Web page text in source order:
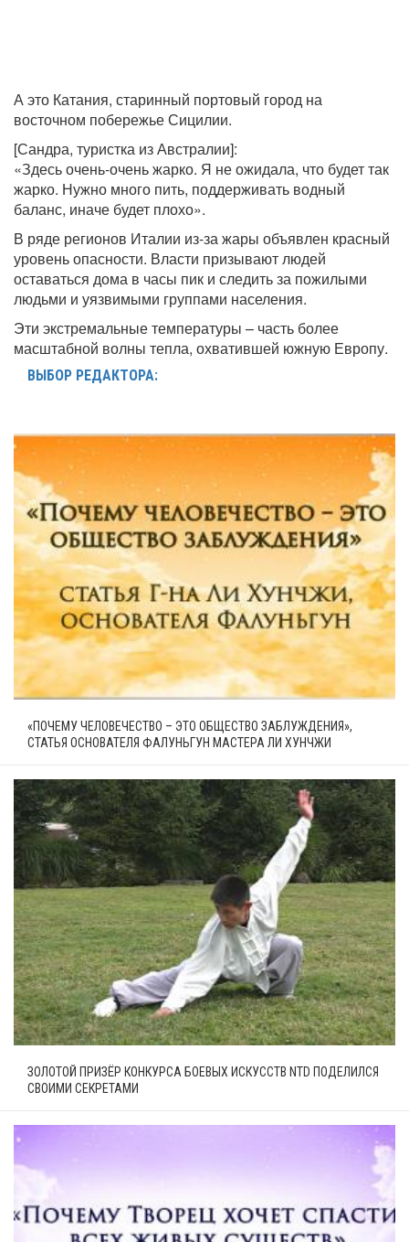
А это Катания, старинный портовый город на
восточном побережье Сицилии.
[Сандра, туристка из Австралии]:
«Здесь очень-очень жарко. Я не ожидала, что будет так
жарко. Нужно много пить, поддерживать водный
баланс, иначе будет плохо».
В ряде регионов Италии из-за жары объявлен красный
уровень опасности. Власти призывают людей
оставаться дома в часы пик и следить за пожилыми
людьми и уязвимыми группами населения.
Эти экстремальные температуры – часть более
масштабной волны тепла, охватившей южную Европу.
ВЫБОР РЕДАКТОРА:
«ПОЧЕМУ ЧЕЛОВЕЧЕСТВО – ЭТО ОБЩЕСТВО ЗАБЛУЖДЕНИЯ»,
СТАТЬЯ ОСНОВАТЕЛЯ ФАЛУНЬГУН МАСТЕРА ЛИ ХУНЧЖИ
ЗОЛОТОЙ ПРИЗЁР КОНКУРСА БОЕВЫХ ИСКУССТВ NTD ПОДЕЛИЛСЯ
СВОИМИ СЕКРЕТАМИ